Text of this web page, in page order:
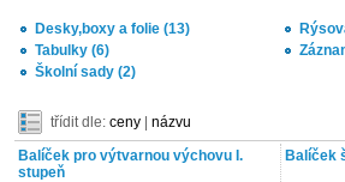
Desky,boxy a folie (13)
Tabulky (6)
Školní sady (2)
třídit dle: ceny
názvu
Balíček pro výtvarnou výchovu I.
stupeň
Balíček